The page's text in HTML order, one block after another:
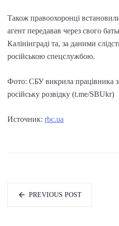
Також правоохоронці
агент передавав через свого
Калінінграді та, за даними
російською спецслужбою.
Фото: СБУ викрила працівника
російську розвідку (t.me/SBUkr)
Источник: rbc.ua
PREVIOUS POST